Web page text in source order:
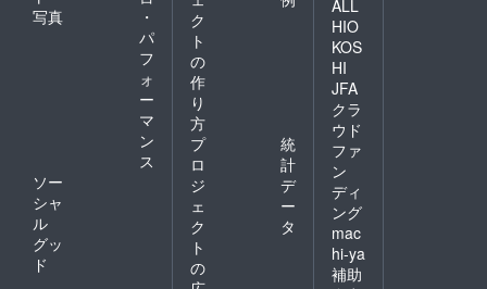
写真
・
パ
フ
ォ
ー
マ
ン
ス
ソー
シャ
ル
グッ
ド
ク
ト
の
作
り
方
プ
ロ
ジ
ェ
ク
ト
の
統
計
デ
ー
タ
ALL
HIO
KOS
HI
JFA
クラ
ウド
ファ
ン
ディ
ング
mac
hi-ya
補助